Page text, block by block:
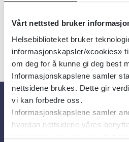
Vårt nettsted bruker
Helsebiblioteket bruker
informasjonskapsler/«cookies»
om deg for å kunne gi deg best
Informasjonskapslene samler
nettsidene brukes. Dette gir
vi kan forbedre oss.
Informasjonskapslene samler
hvordan nettsidene våres
innsikt som gjør at vi kan
Om oss